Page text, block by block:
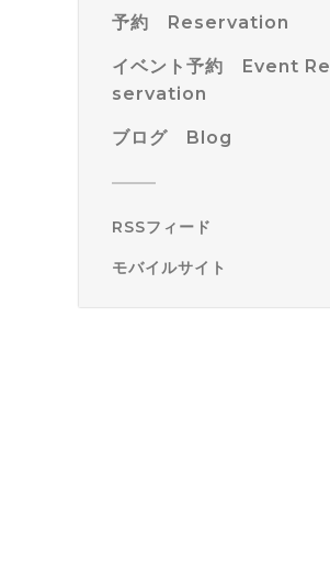
予約 Reservation
イベント予約 Event Re
servation
ブログ Blog
RSSフィード
モバイルサイト